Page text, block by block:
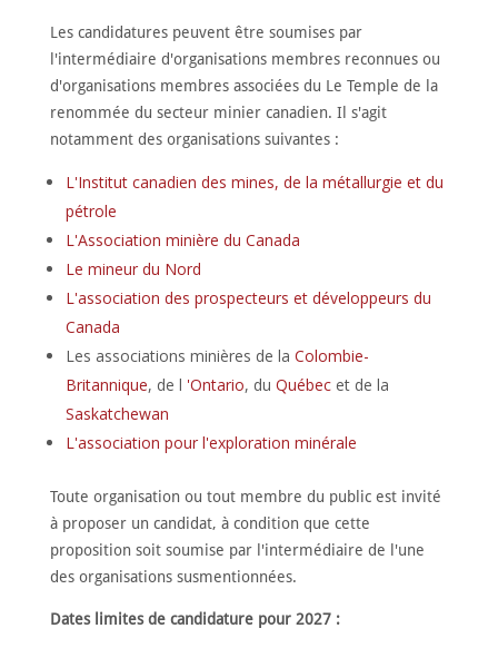
Les candidatures peuvent être soumises par
l'intermédiaire d'organisations membres reconnues ou
d'organisations membres associées du Le Temple de la
renommée du secteur minier canadien. Il s'agit
notamment des organisations suivantes :
L'Institut canadien des mines, de la métallurgie et du
pétrole
L'Association minière du Canada
Le mineur du Nord
L'association des prospecteurs et développeurs du
Canada
Les associations minières de la Colombie-
Britannique, de l 'Ontario, du Québecet de la
Saskatchewan
L'association pour l'exploration minérale
Toute organisation ou tout membre du public est invité
à proposer un candidat, à condition que cette
proposition soit soumise par l'intermédiaire de l'une
des organisations susmentionnées.
Dates limites de candidature pour 2027 :